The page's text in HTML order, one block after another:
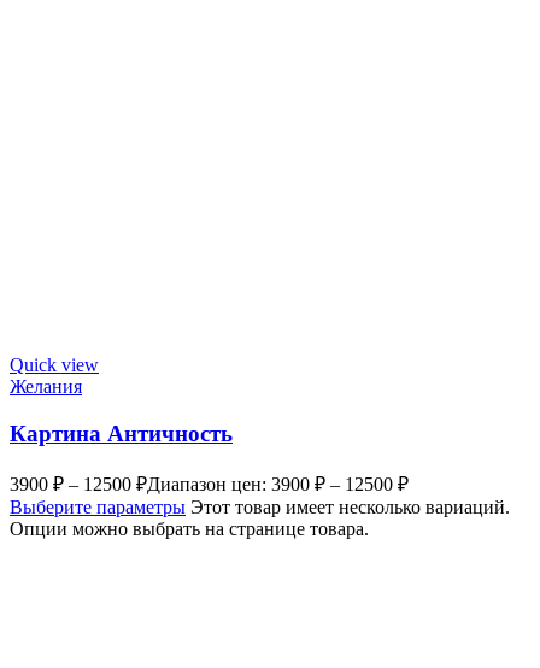
Quick view
Желания
Картина Античность
3900 ₽ – 12500 ₽Диапазон цен: 3900 ₽ – 12500 ₽
Выберите параметры Этот товар имеет несколько вариаций.
Опции можно выбрать на странице товара.